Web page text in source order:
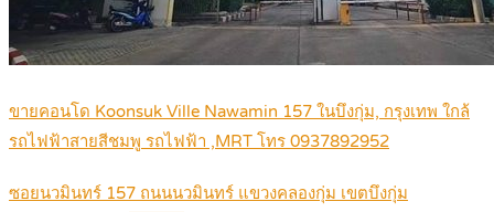
ขายคอนโด Koonsuk Ville Nawamin 157 ในบึงกุ่ม, กรุงเทพ ใกล้
รถไฟฟ้าสายสีชมพู รถไฟฟ้า ,MRT โทร 0937892952
ซอยนวมินทร์ 157 ถนนนวมินทร์ แขวงคลองกุ่ม เขตบึงกุ่ม